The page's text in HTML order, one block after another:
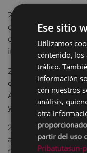
2.8. Incluir la
del área de
diversidad cultural
incorporada la
2.9. Formación de
educativa
AMPA, alumnado)
y convivencia
2.10. Reforzar los
alumnado
Ese sitio
Utilizamos
contenido, los
tráfico.
información
con nuestros
análisis,
otra
partir del uso
Pribatutasun-